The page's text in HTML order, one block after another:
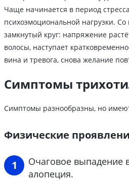
Чаще начинается в период
психоэмоциональной нагрузки.
замкнутый круг: напряжение
волосы, наступает
вина и тревога, снова желание
Симптомы
Симптомы разнообразны, но
Физические
Очаговое выпадение
алопеция.